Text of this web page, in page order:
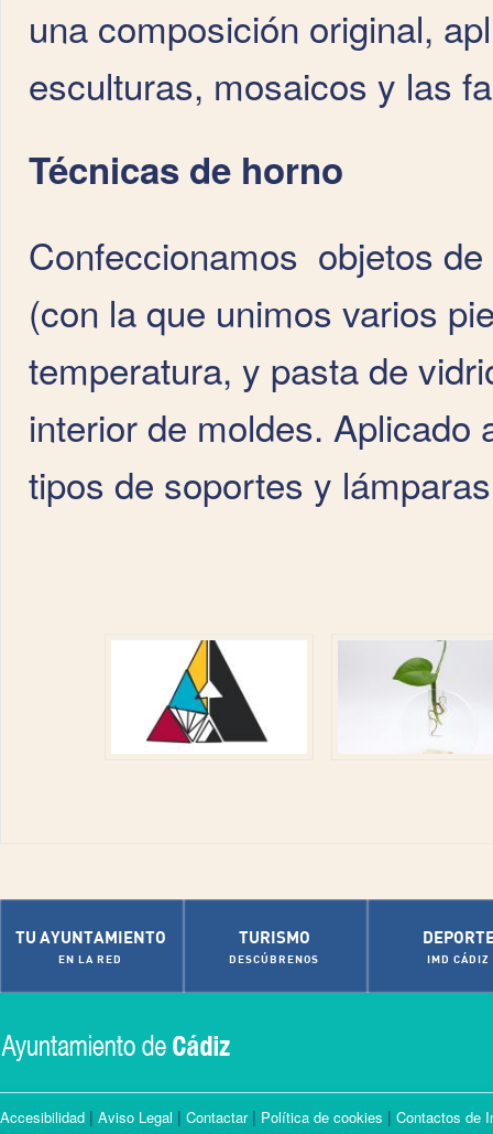
una composición original,
esculturas, mosaicos y las
Técnicas de horno
Confeccionamos objetos
(con la que unimos varios
temperatura, y pasta de
interior de moldes. Aplicado
tipos de soportes y
TU AYUNTAMIENTO
EN LA RED
TURISMO
DESCÚBRENOS IMD CÁDIZ
Accesibilidad | Aviso Legal | Contactar| Política de cookies | Contactos de